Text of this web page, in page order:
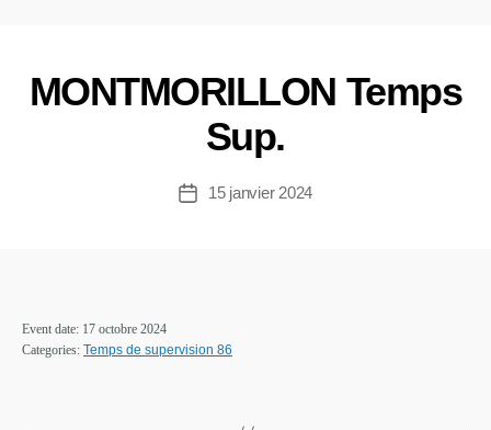
MONTMORILLON Temps
Sup.
Date15 janvier 2024
Event date: 17 octobre 2024
Categories: Temps de supervision 86